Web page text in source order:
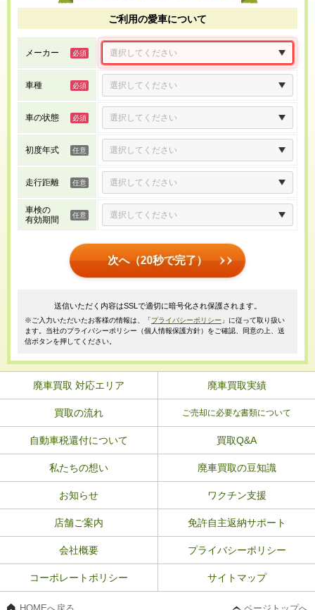
ご利用の愛車について
メーカー
車種
車の状態
初度年式
走行距離
車検の
有効期間
次へ（20秒で完了）
送信いただく内容はSSLで適切に暗号化され保護されます。
※ご入力いただいたお客様の情報は、「 プライバシーポリシー 」に従って取り扱い
ます。当社のプライバシーポリシー（個人情報保護方針）をご確認、同意の上、送
信ボタンを押してください。
廃車買取 対応エリア 廃車買取実績
買取の流れ ご売却に必要な書類について
自動車税還付について 買取Q&A
私たちの想い 廃車買取の豆知識
お知らせ ワクチン支援
店舗ご案内 免許自主返納サポート
会社概要 プライバシーポリシー
コーポレートポリシー サイトマップ